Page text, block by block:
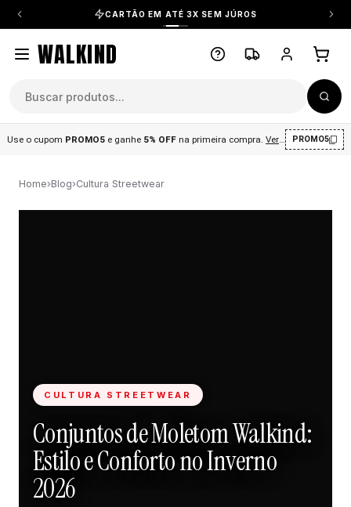
CARTÃO EM ATÉ 3X SEM JÚROS
WALKIND
Use o cupom PROMO5 e ganhe 5% OFF na primeira compra Ver condições .
PROMO5
Home›Blog›Cultura Streetwear
CULTURA STREETWEAR
Conjuntos de Moletom Walkind:
Estilo e Conforto no Inverno
2026